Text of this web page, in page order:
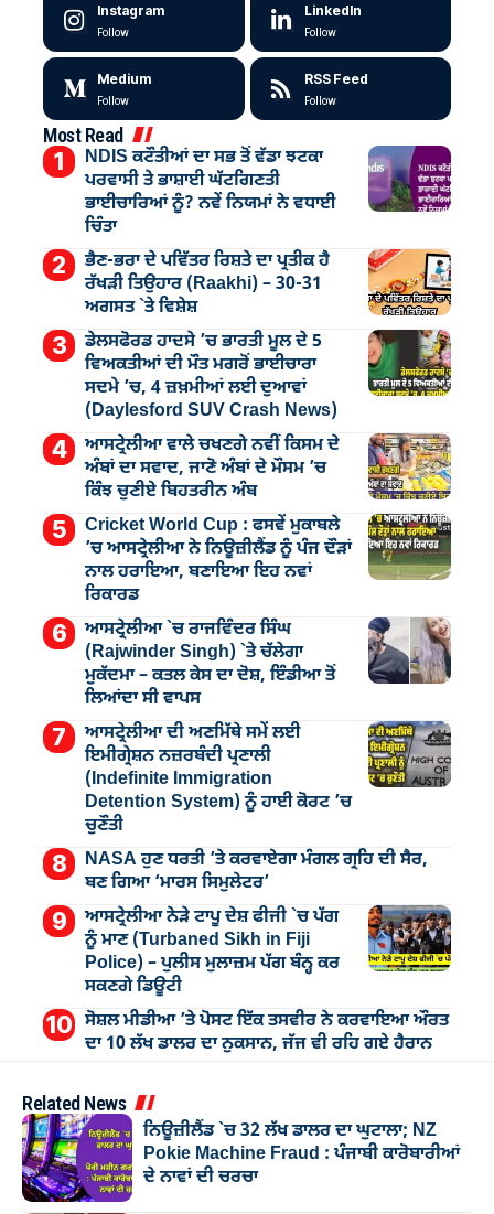
Instagram
Follow
LinkedIn
Follow
Medium
Follow
RSS Feed
Follow
Most Read
NDIS ਕਟੌਤੀਆਂ ਦਾ ਸਭ ਤੋਂ ਵੱਡਾ ਝਟਕਾ
ਪਰਵਾਸੀ ਤੇ ਭਾਸ਼ਾਈ ਘੱਟਗਿਣਤੀ
ਭਾਈਚਾਰਿਆਂ ਨੂੰ? ਨਵੇਂ ਨਿਯਮਾਂ ਨੇ ਵਧਾਈ
ਚਿੰਤਾ
ਭੈਣ-ਭਰਾ ਦੇ ਪਵਿੱਤਰ ਰਿਸ਼ਤੇ ਦਾ ਪ੍ਰਤੀਕ ਹੈ
ਰੱਖੜੀ ਤਿਉਹਾਰ (Raakhi) – 30-31
ਅਗਸਤ `ਤੇ ਵਿਸ਼ੇਸ਼
ਡੇਲਸਫੋਰਡ ਹਾਦਸੇ ’ਚ ਭਾਰਤੀ ਮੂਲ ਦੇ 5
ਵਿਅਕਤੀਆਂ ਦੀ ਮੌਤ ਮਗਰੋਂ ਭਾਈਚਾਰਾ
ਸਦਮੇ ’ਚ, 4 ਜ਼ਖ਼ਮੀਆਂ ਲਈ ਦੁਆਵਾਂ
(Daylesford SUV Crash News)
ਆਸਟ੍ਰੇਲੀਆ ਵਾਲੇ ਚਖਣਗੇ ਨਵੀਂ ਕਿਸਮ ਦੇ
ਅੰਬਾਂ ਦਾ ਸਵਾਦ, ਜਾਣੋ ਅੰਬਾਂ ਦੇ ਮੌਸਮ ’ਚ
ਕਿੰਝ ਚੁਣੀਏ ਬਿਹਤਰੀਨ ਅੰਬ
Cricket World Cup : ਫਸਵੇਂ ਮੁਕਾਬਲੇ
’ਚ ਆਸਟ੍ਰੇਲੀਆ ਨੇ ਨਿਊਜ਼ੀਲੈਂਡ ਨੂੰ ਪੰਜ ਦੌੜਾਂ
ਨਾਲ ਹਰਾਇਆ, ਬਣਾਇਆ ਇਹ ਨਵਾਂ
ਰਿਕਾਰਡ
ਆਸਟ੍ਰੇਲੀਆ `ਚ ਰਾਜਵਿੰਦਰ ਸਿੰਘ
(Rajwinder Singh) `ਤੇ ਚੱਲੇਗਾ
ਮੁੁਕੱਦਮਾ – ਕਤਲ ਕੇਸ ਦਾ ਦੋਸ਼, ਇੰਡੀਆ ਤੋਂ
ਲਿਆਂਦਾ ਸੀ ਵਾਪਸ
ਆਸਟ੍ਰੇਲੀਆ ਦੀ ਅਣਮਿੱਥੇ ਸਮੇਂ ਲਈ
ਇਮੀਗ੍ਰੇਸ਼ਨ ਨਜ਼ਰਬੰਦੀ ਪ੍ਰਣਾਲੀ
(Indefinite Immigration
Detention System) ਨੂੰ ਹਾਈ ਕੋਰਟ ’ਚ
ਚੁਣੌਤੀ
NASA ਹੁਣ ਧਰਤੀ ’ਤੇ ਕਰਵਾਏਗਾ ਮੰਗਲ ਗ੍ਰਹਿ ਦੀ ਸੈਰ,
ਬਣ ਗਿਆ ‘ਮਾਰਸ ਸਿਮੁਲੇਟਰ’
ਆਸਟ੍ਰੇਲੀਆ ਨੇੜੇ ਟਾਪੂ ਦੇਸ਼ ਫੀਜੀ `ਚ ਪੱਗ
ਨੂੰ ਮਾਣ (Turbaned Sikh in Fiji
Police) – ਪੁਲੀਸ ਮੁਲਾਜ਼ਮ ਪੱਗ ਬੰਨ੍ਹ ਕਰ
ਸਕਣਗੇ ਡਿਊਟੀ
ਸੋਸ਼ਲ ਮੀਡੀਆ ’ਤੇ ਪੋਸਟ ਇੱਕ ਤਸਵੀਰ ਨੇ ਕਰਵਾਇਆ ਔਰਤ
ਦਾ 10 ਲੱਖ ਡਾਲਰ ਦਾ ਨੁਕਸਾਨ, ਜੱਜ ਵੀ ਰਹਿ ਗਏ ਹੈਰਾਨ
Related News
ਨਿਊਜ਼ੀਲੈਂਡ `ਚ 32 ਲੱਖ ਡਾਲਰ ਦਾ ਘੁਟਾਲਾ; NZ
Pokie Machine Fraud : ਪੰਜਾਬੀ ਕਾਰੋਬਾਰੀਆਂ
ਦੇ ਨਾਵਾਂ ਦੀ ਚਰਚਾ